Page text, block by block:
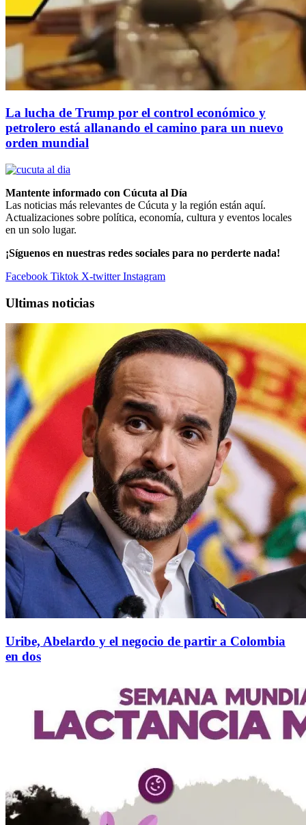
La lucha de Trump por el control económico y
petrolero está allanando el camino para un nuevo
orden mundial
Mantente informado con Cúcuta al Día
Las noticias más relevantes de Cúcuta y la región están aquí.
Actualizaciones sobre política, economía, cultura y eventos locales
en un solo lugar.
¡Síguenos en nuestras redes sociales para no perderte nada!
Facebook Tiktok X-twitter Instagram
Ultimas noticias
Uribe, Abelardo y el negocio de partir a Colombia
en dos